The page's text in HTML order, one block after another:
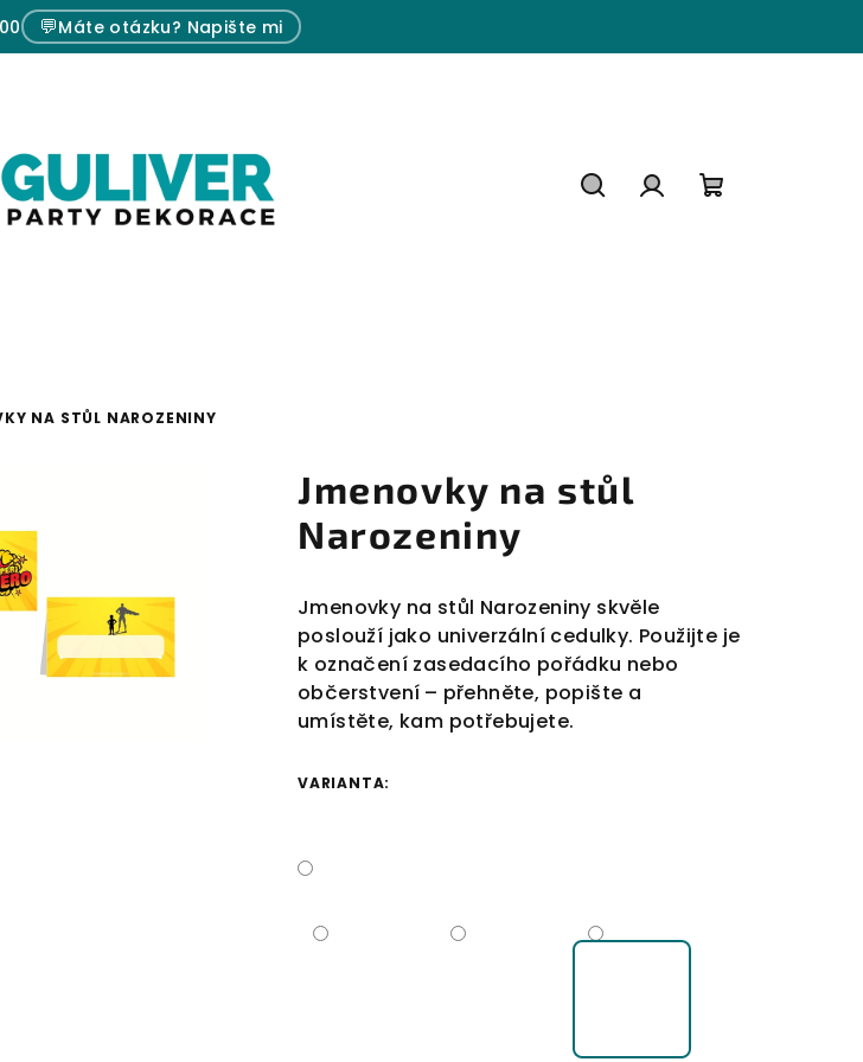
💬Máte otázku? Napište mi
NA STŮL NAROZENINY
Jmenovky na stůl
Narozeniny
Jmenovky na stůl Narozeniny skvěle
poslouží jako univerzální cedulky. Použijte je
k označení zasedacího pořádku nebo
občerstvení – přehněte, popište a
umístěte, kam potřebujete.
VARIANTA: